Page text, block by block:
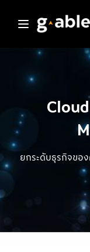
ยกระดับธุรกิจขอ